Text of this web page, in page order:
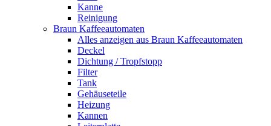
Kanne
Reinigung
Braun Kaffeeautomaten
Alles anzeigen aus Braun Kaffeeautomaten
Deckel
Dichtung / Tropfstopp
Filter
Tank
Gehäuseteile
Heizung
Kannen